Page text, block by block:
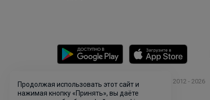
© ООО "Лявита", ОГРН 1122468054070, 2012 - 2026
Политика конфиденциальности
Продолжая использовать этот сайт и
нажимая кнопку «Принять», вы даёте